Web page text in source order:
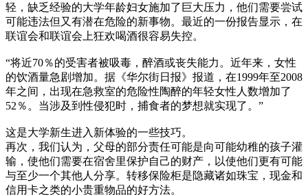
轻，缺乏经验的大学年龄妇女施加了巨大压力，他们需要尝试
可能违法但又有潜在危险的新事物。最近的一份报告显示，在
联谊会和联谊会上狂欢喝酒很容易失控。
“将近70％的受害者被吸毒，醉酒或丧失能力。近年来，女性
的饮酒量急剧增加。据《华尔街日报》报道，在1999年至2008
年之间，出现在急救室的危险性陶醉的年轻女性人数增加了
52％。当涉及到性侵犯时，捕食者的梦想就实现了。”
这是大学新生进入新体验的一些技巧。
再次，我们认为，父母的部分责任可能是向可能幼稚的孩子灌
输，使他们需要在宿舍里保护自己的财产，以使他们更有可能
与至少一个其他人分享。转移保险柜是隐藏诸如珠宝，现金和
信用卡之类的小贵重物品的好方法。